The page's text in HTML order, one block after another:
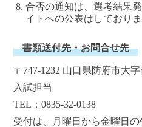
合否の通知は、選考結果
イトへの公表はしておりま
書類送付先・お問合せ先
〒747-1232 山口県防府市大
入試担当
TEL：0835-32-0138
受付は、月曜日から金曜日の